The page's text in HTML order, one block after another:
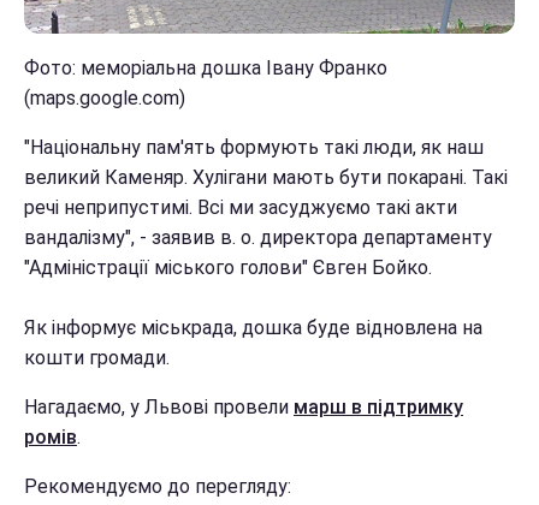
Фото: меморіальна дошка Івану Франко
(maps.google.com)
"Національну пам'ять формують такі люди, як наш
великий Каменяр. Хулігани мають бути покарані. Такі
речі неприпустимі. Всі ми засуджуємо такі акти
вандалізму", - заявив в. о. директора департаменту
"Адміністрації міського голови" Євген Бойко.
Як інформує міськрада, дошка буде відновлена на
кошти громади.
Нагадаємо, у Львові провели марш в підтримку
ромів.
Рекомендуємо до перегляду: